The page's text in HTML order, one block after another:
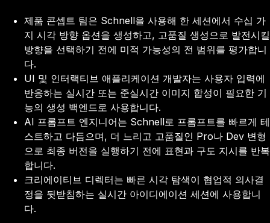
제품 콘셉트 팀은 Schnell을 사용해 한 세션에서 수십 가
지 시각 방향 옵션을 생성하고, 고품질 생성으로 발전시킬
방향을 선택하기 전에 미적 가능성의 전 범위를 평가합니
다.
UI 및 인터랙티브 애플리케이션 개발자는 사용자 입력에
반응하는 실시간 또는 준실시간 이미지 합성이 필요한 기
능의 생성 백엔드로 사용합니다.
AI 프롬프트 엔지니어는 Schnell로 프롬프트를 빠르게 테
스트하고 다듬으며, 더 느리고 고품질인 Pro나 Dev 변형
으로 최종 버전을 실행하기 전에 표현과 구도 지시를 반복
합니다.
크리에이티브 디렉터는 빠른 시각 탐색이 협업적 의사결
정을 뒷받침하는 실시간 아이디에이션 세션에 사용합니
다.